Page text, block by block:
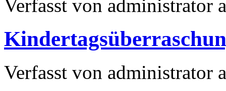
Verfasst von administrator
Verfasst von administrator